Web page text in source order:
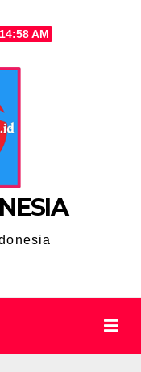
AM